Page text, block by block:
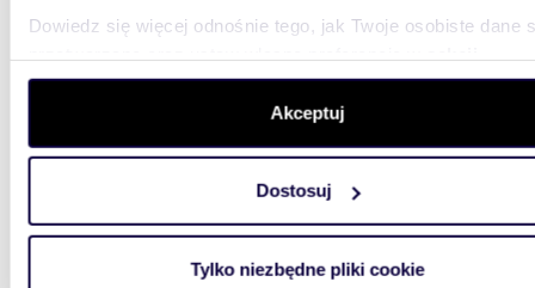
Dowiedz się więcej odnośnie tego, jak Twoje osobiste dane
szczegółów. W Deklaracji plików cookie możesz zmienić
wycofać swoją zgodę w dowolnej chwili.
aby oferować funkcje społecznościowe i analizować ruch w
witrynie. Informacje o tym, jak korzystasz z naszej witryny,
analitycznym. Partnerzy mogą połączyć te informacje z
Akceptuj
Dostosuj
Tylko niezbędne pliki cookie